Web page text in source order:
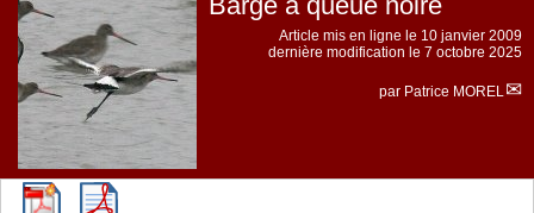
Article mis en ligne le 10 janvier 2009
dernière modification le 7 octobre 2025
par Patrice MOREL